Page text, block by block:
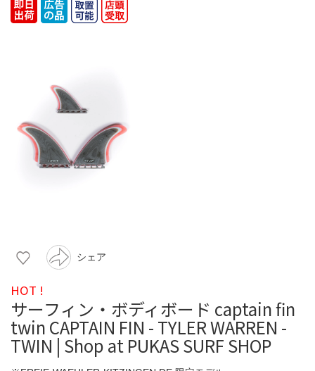
シェア
HOT !
サーフィン・ボディボード captain fin
twin CAPTAIN FIN - TYLER WARREN -
TWIN | Shop at PUKAS SURF SHOP